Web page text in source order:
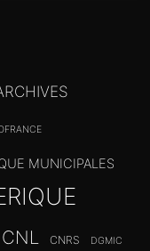
MUNICIPALES
CNL CNRS DGMIC